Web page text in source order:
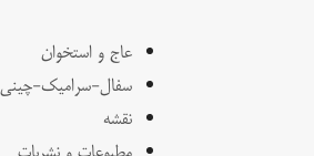
عاج و استخوان
سفال-سرامیک-چینی
نقشه